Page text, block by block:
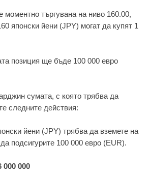
моментно търгувана на ниво 160.00,
японски йени (JPY) могат да купят 1
позиция ще бъде 100 000 евро
сумата, с която трябва да
следните действия:
йени (JPY) трябва да вземете на
подсигурите 100 000 евро (EUR).
000 000